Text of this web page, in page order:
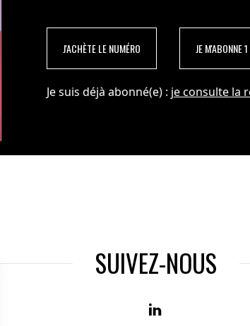
J'ACHÈTE LE NUMÉRO JE M'ABONNE
Je suis déjà abonné(e) : je consulte la
SUIVEZ-NOUS